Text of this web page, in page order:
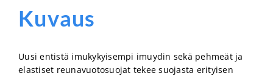
Kuvaus
Uusi entistä imukykyisempi imuydin sekä pehmeät ja
elastiset reunavuotosuojat tekee suojasta erityisen